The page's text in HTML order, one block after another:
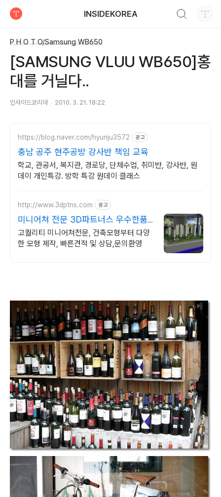
INSIDEKOREA
P H O T O/Samsung WB650
[SAMSUNG VLUU WB650]홍
대를 거닐다..
인사이드코리아 2010. 3. 21. 18:22
https://blog.naver.com/hyunju3572 광고
충남 공주 현주공방 강사반 책임 교육
학교, 관공서, 복지관, 경로당, 단체수업, 취미반, 강사반, 원
데이 개인특강. 방학 특강 원데이 클래스
http://www.3dptns.com 광고
미니어쳐 전문 3D파트너스 우수한품
질로 고객만족100%
고퀄리티 미니어쳐전문, 건축모형부터 다양
한 모형 제작, 빠른견적 및 상담,문의환영